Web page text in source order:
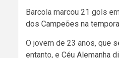
Barcola marcou 21 gols
dos Campeões na
O jovem de 23 anos, que
entanto, e Céu Alemanha